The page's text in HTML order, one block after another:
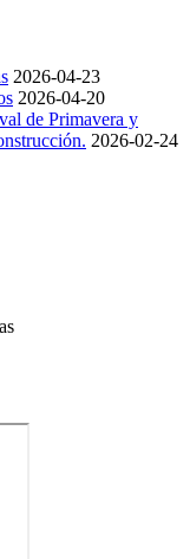
2026-04-23
2026-04-20
de Primavera y
2026-02-24